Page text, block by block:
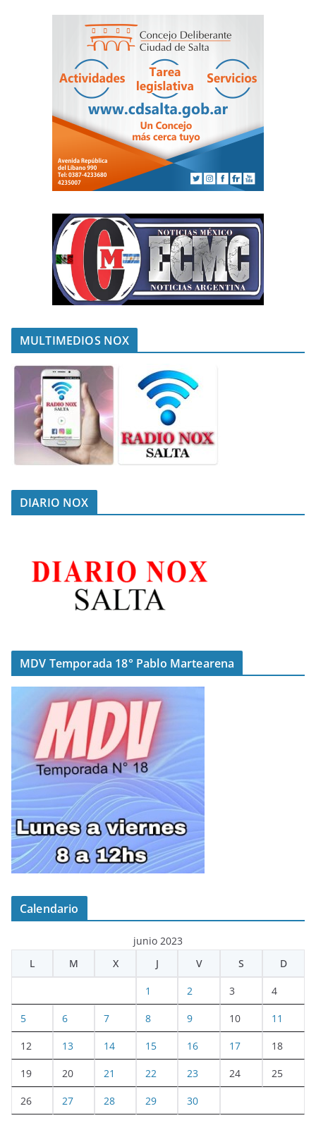
MULTIMEDIOS NOX
DIARIO NOX
MDV Temporada 18° Pablo Martearena
Calendario
junio 2023
L
M X J V S D
1 2 3 4
5 6 7 8 9 10 11
12 13 14 15 16 17 18
19 20 21 22 23 24 25
26 27 28 29 30